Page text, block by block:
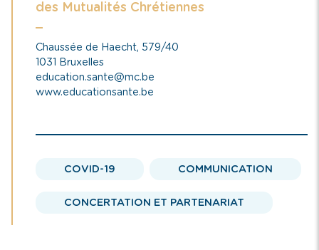
des Mutualités Chrétiennes
Chaussée de Haecht, 579/40
1031 Bruxelles
education.sante@mc.be
www.educationsante.be
COVID-19 COMMUNICATION
CONCERTATION ET PARTENARIAT